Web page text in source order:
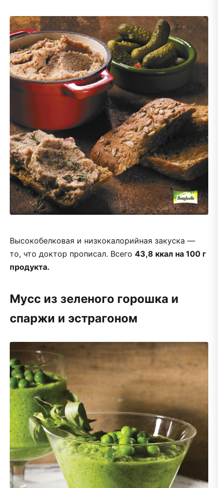
Высокобелковая и низкокалорийная закуска —
то, что доктор прописал. Всего 43,8 ккал на 100 г
продукта.
Мусс из зеленого горошка и
спаржи и эстрагоном